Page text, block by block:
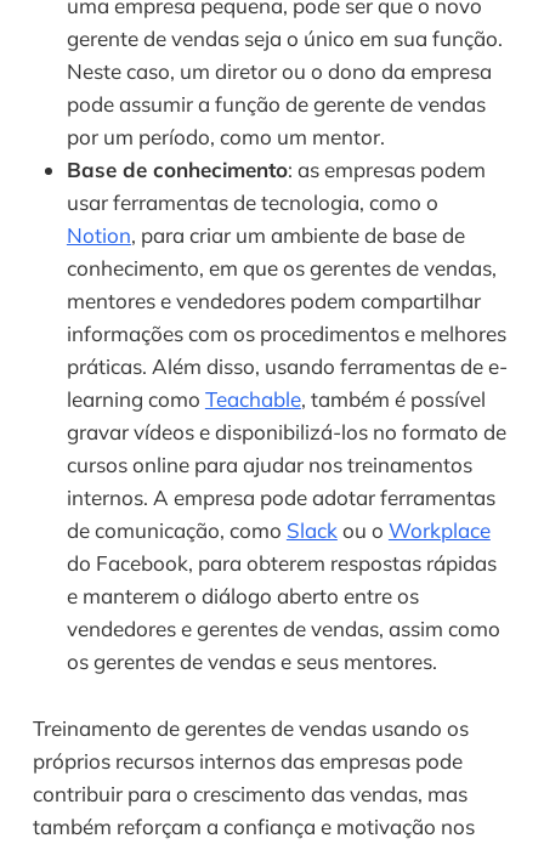
uma empresa pequena, pode ser que o novo
gerente de vendas seja o único em sua função.
Neste caso, um diretor ou o dono da empresa
pode assumir a função de gerente de vendas
por um período, como um mentor.
Base de conhecimento: as empresas podem
Notion, para criar um ambiente de base de
conhecimento, em que os gerentes de vendas,
mentores e vendedores podem compartilhar
informações com os procedimentos e melhores
práticas. Além disso, usando ferramentas de e-
learning como Teachable, também é possível
gravar vídeos e disponibilizá-los no formato de
cursos online para ajudar nos treinamentos
internos. A empresa pode adotar ferramentas
de comunicação, como Slack ou o Workplace
do Facebook, para obterem respostas rápidas
e manterem o diálogo aberto entre os
vendedores e gerentes de vendas, assim como
os gerentes de vendas e seus mentores.
Treinamento de gerentes de vendas usando os
próprios recursos internos das empresas pode
contribuir para o crescimento das vendas, mas
também reforçam a confiança e motivação nos